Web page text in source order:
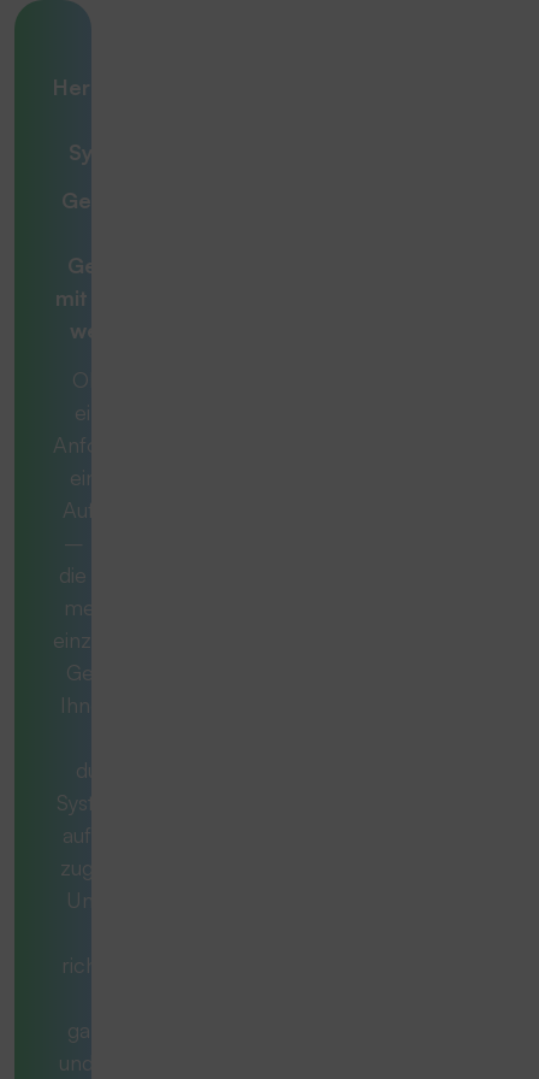
Herausforderung
Systemlösung
Gemeinsam zur
Gesamtlösung
mit
weiterdenken
Ob es sich um
eine konkrete
Anforderung oder
eine komplexe
Aufgabe handelt
– manchmal ist
die ideale Lösung
mehr als nur ein
einzelnes Produkt.
Gemeinsam mit
Ihnen entwickeln
durchdachtes
System, das exakt
auf Ihren Bedarf
zugeschnitten ist.
Unsere Berater
richtigen Fragen,
ganzheitlich mit
und begleiten Sie